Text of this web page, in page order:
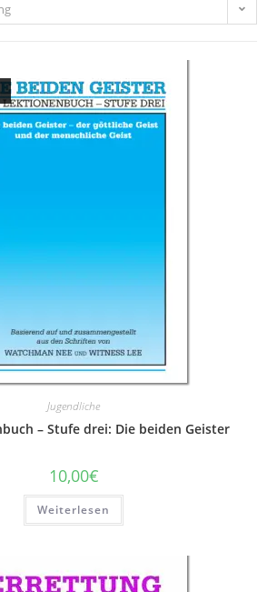
Jugendliche
– Stufe drei: Die beiden Geister
10,00€
Weiterlesen